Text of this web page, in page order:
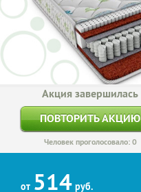
Акция завершилась
ПОВТОРИТЬ АКЦИЮ
Человек проголосовало: 0
от 514 руб.